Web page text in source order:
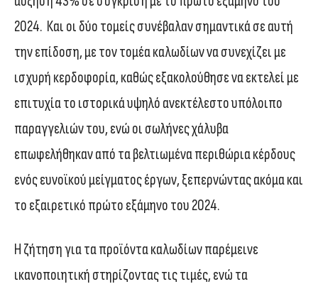
2024. Και οι δύο τομείς συνέβαλαν σημαντικά σε αυτή
την επίδοση, με τον τομέα καλωδίων να συνεχίζει με
ισχυρή κερδοφορία, καθώς εξακολούθησε να εκτελεί με
επιτυχία το ιστορικά υψηλό ανεκτέλεστο υπόλοιπο
παραγγελιών του, ενώ οι σωλήνες χάλυβα
επωφελήθηκαν από τα βελτιωμένα περιθώρια κέρδους
ενός ευνοϊκού μείγματος έργων, ξεπερνώντας ακόμα και
το εξαιρετικό πρώτο εξάμηνο του 2024.
Η ζήτηση για τα προϊόντα καλωδίων παρέμεινε
ικανοποιητική στηρίζοντας τις τιμές, ενώ τα